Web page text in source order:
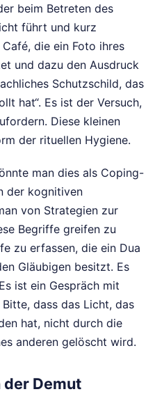
beim Betreten des
führt und kurz
die ein Foto ihres
und dazu den Ausdruck
Schutzschild, das
hat“. Es ist der Versuch,
Diese kleinen
der rituellen Hygiene.
man dies als Coping-
der kognitiven
von Strategien zur
Begriffe greifen zu
zu erfassen, die ein Dua
Gläubigen besitzt. Es
ist ein Gespräch mit
dass das Licht, das
hat, nicht durch die
anderen gelöscht wird.
der Demut